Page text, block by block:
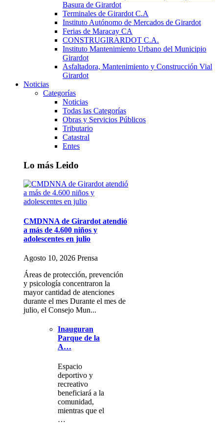
Basura de Girardot
Terminales de Girardot C.A
Instituto Autónomo de Mercados de Girardot
Ferias de Maracay CA
CONSTRUGIRARDOT C.A.
Instituto Mantenimiento Urbano del Municipio
Girardot
Asfaltadora, Mantenimiento y Construcción Vial
Girardot
Noticias
Categorías
Noticias
Todas las Categorías
Obras y Servicios Públicos
Tributario
Catastral
Entes
Lo más Leido
CMDNNA de Girardot atendió
a más de 4.600 niños y
adolescentes en julio
Agosto 10, 2026 Prensa
Áreas de protección, prevención
y psicología concentraron la
mayor cantidad de atenciones
durante el mes Durante el mes de
julio, el Consejo Mun...
Inauguran
Parque de la
A…
Espacio
deportivo y
recreativo
beneficiará a la
comunidad,
mientras que el
…